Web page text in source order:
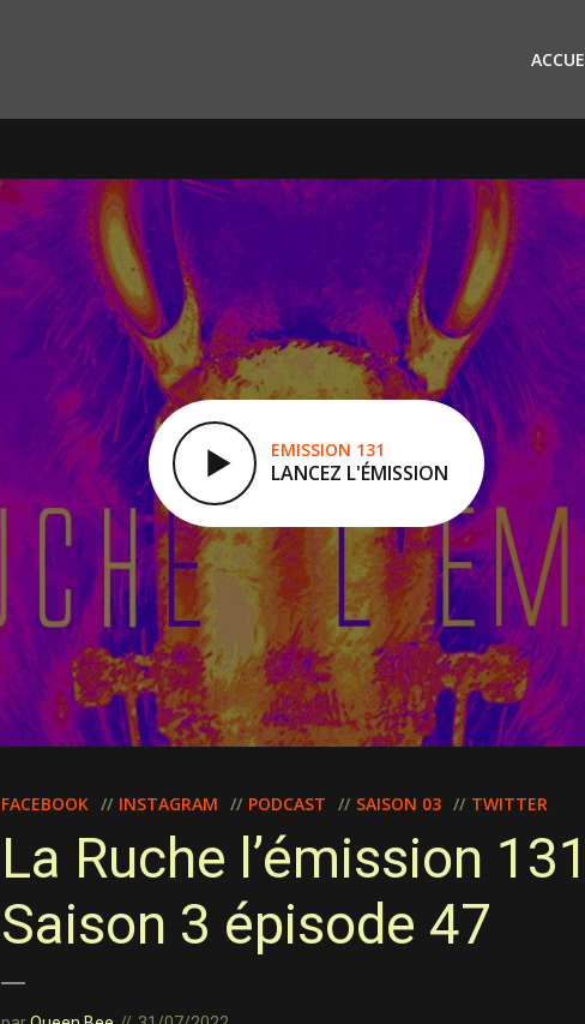
EMISSION 131
LANCEZ L'ÉMISSION
FACEBOOK INSTAGRAM PODCAST SAISON 03 TWITTER
La Ruche l’émission
Saison 3 épisode 47